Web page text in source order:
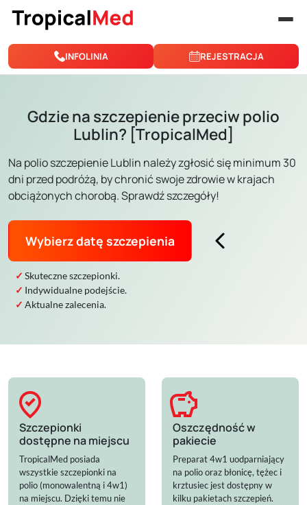
Przejdź do treści
INFOLINIA REJESTRACJA
Gdzie na szczepienie przeciw polio
Lublin? [TropicalMed]
Na polio szczepienie Lublin należy zgłosić się minimum 30
dni przed podróżą, by chronić swoje zdrowie w krajach
obciążonych chorobą. Sprawdź szczegóły!
Wybierz datę szczepienia
Skuteczne szczepionki.
Indywidualne podejście.
Aktualne zalecenia.
where_to_vote
Szczepionki
dostępne na miejscu
TropicalMed posiada
wszystkie szczepionki na
polio (monowalentną i 4w1)
na miejscu. Dzięki temu nie
savings
Oszczędność w
pakiecie
Preparat 4w1 uodparniający
na polio oraz błonicę, tężec i
krztusiec jest dostępny w
kilku pakietach szczepień.